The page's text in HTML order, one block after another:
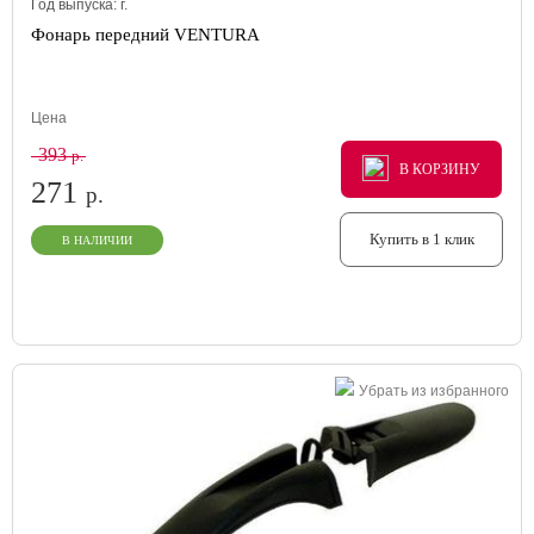
Год выпуска: г.
Фонарь передний VENTURA
Цена
393р.
271 р.
В НАЛИЧИИ
В КОРЗИНУ
В КОРЗИНУ
В КОРЗИНУ
Купить в 1 клик
Убрать из избранного